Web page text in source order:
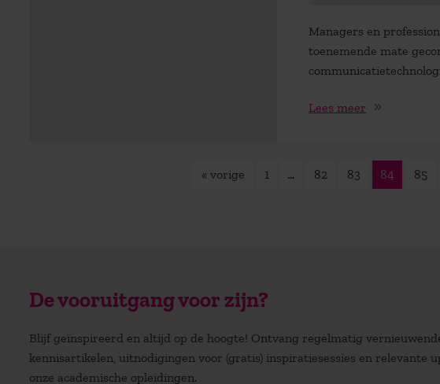
Managers en
toenemende mate
Lees meer
« vorige 1 … 82 83 84 85
De vooruitgang voor zijn?
Blijf geïnspireerd en altijd op de hoogte! Ontvang regelmatig
kennisartikelen, uitnodigingen voor (gratis) inspiratiesessies en relevante
onze academische opleidingen.